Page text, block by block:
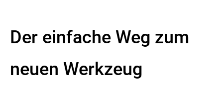
Der einfache Weg zum
neuen Werkzeug